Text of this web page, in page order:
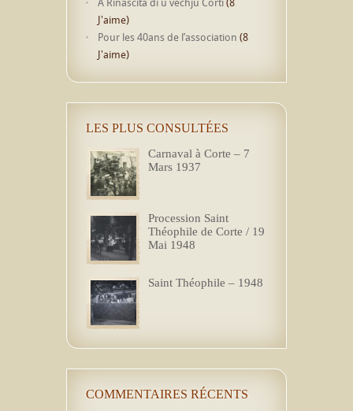
J'aime)
Pour les 40ans de l’association (8
J'aime)
LES PLUS CONSULTÉES
Carnaval à Corte – 7
Mars 1937
Procession Saint
Théophile de Corte / 19
Mai 1948
Saint Théophile – 1948
COMMENTAIRES RÉCENTS